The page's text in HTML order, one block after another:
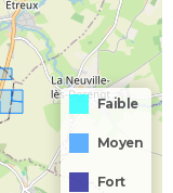
Faible
Moyen
Fort